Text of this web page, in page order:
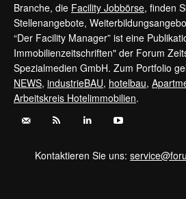
Branche, die Facility Jobbörse, finden
Stellenangebote,
“Der Facility Manager” ist eine
Immobilienzeitschriften" der Forum
Spezialmedien GmbH. Zum Portfolio
NEWS, industrieBAU, hotelbau,
Arbeitskreis Hotelimmobilien.
Kontaktieren Sie uns: